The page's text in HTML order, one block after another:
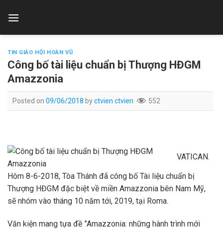
TIN GIÁO HỘI HOÀN VŨ
Công bố tài liệu chuẩn bị Thượng HĐGM
Amazzonia
Posted on 09/06/2018 byctvien ctvien 552
VATICAN.
Hôm 8-6-2018, Tòa Thánh đã công bố Tài liệu chuẩn bị
Thượng HĐGM đặc biệt về miền Amazzonia bên Nam Mỹ,
sẽ nhóm vào tháng 10 năm tới, 2019, tại Roma.
Văn kiện mang tựa đề ”Amazzonia: những hành trình mới